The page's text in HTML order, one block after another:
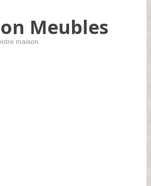
Meubles
maison